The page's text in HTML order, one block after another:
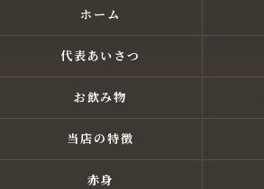
ホーム
代表あいさつ
お飲み物
当店の特徴
赤身